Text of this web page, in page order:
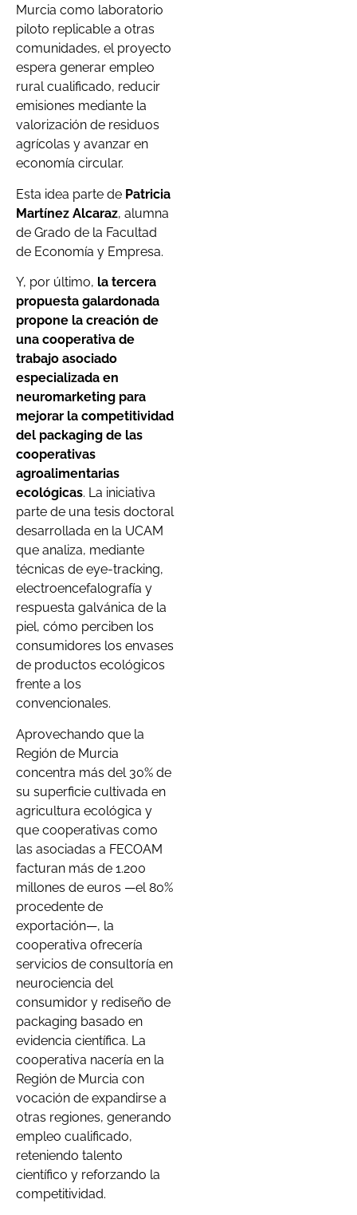
Murcia como laboratorio
piloto replicable a otras
comunidades, el proyecto
espera generar empleo
rural cualificado, reducir
emisiones mediante la
valorización de residuos
agrícolas y avanzar en
economía circular.
Esta idea parte de Patricia
Martínez Alcaraz, alumna
de Grado de la Facultad
de Economía y Empresa.
Y, por último, la tercera
propuesta galardonada
propone la creación de
una cooperativa de
trabajo asociado
especializada en
neuromarketing para
mejorar la competitividad
del packaging de las
cooperativas
agroalimentarias
ecológicas. La iniciativa
parte de una tesis doctoral
desarrollada en la UCAM
que analiza, mediante
técnicas de eye-tracking,
electroencefalografía y
respuesta galvánica de la
piel, cómo perciben los
consumidores los envases
de productos ecológicos
frente a los
convencionales.
Aprovechando que la
Región de Murcia
concentra más del 30% de
su superficie cultivada en
agricultura ecológica y
que cooperativas como
las asociadas a FECOAM
facturan más de 1.200
millones de euros —el 80%
procedente de
exportación—, la
cooperativa ofrecería
servicios de consultoría en
neurociencia del
consumidor y rediseño de
packaging basado en
evidencia científica. La
cooperativa nacería en la
Región de Murcia con
vocación de expandirse a
otras regiones, generando
empleo cualificado,
reteniendo talento
científico y reforzando la
competitividad.